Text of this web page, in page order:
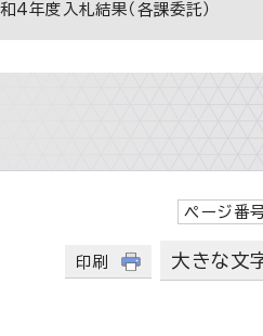
4年度入札結果（各課委託）
ページ
印刷 大きな文